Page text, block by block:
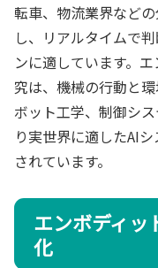
転車、物流業界など
し、リアルタイムで
ンに適しています。
究は、機械の行動と
ボット工学、制御シ
り実世界に適したAI
されています。
エンボディッ
化